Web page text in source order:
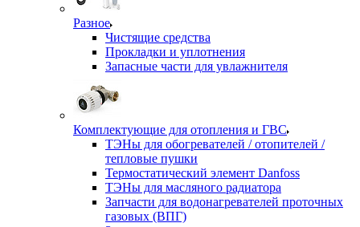
Разное
Чистящие средства
Прокладки и уплотнения
Запасные части для увлажнителя
Комплектующие для отопления и ГВС
ТЭНы для обогревателей / отопителей /
тепловые пушки
Термостатический элемент Danfoss
ТЭНы для масляного радиатора
Запчасти для водонагревателей проточных
газовых (ВПГ)